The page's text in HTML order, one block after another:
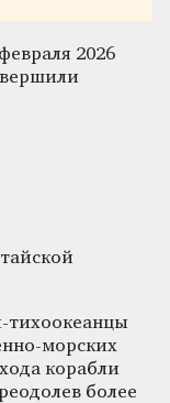
2026
тихоокеанцы
морских
корабли
более